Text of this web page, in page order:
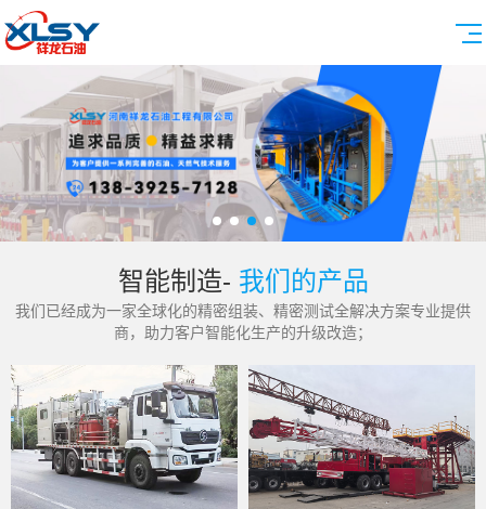
智能制造- 我们的产品
我们已经成为一家全球化的精密组装、精密测试全解决方案专业提供
商，助力客户智能化生产的升级改造；